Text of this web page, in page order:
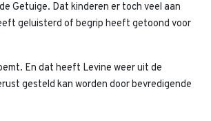
Getuige. Dat kinderen er toch veel aan
geluisterd of begrip heeft getoond voor
En dat heeft Levine weer uit de
gesteld kan worden door bevredigende